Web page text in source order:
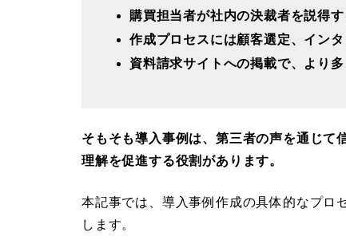
購買担当者が社内の決裁者を説得
作成プロセスには顧客選定、イン
資料請求サイトへの掲載で、より
そもそも導入事例は、第三者の声を通じて
理解を促進する役割があります。
本記事では、導入事例作成の具体的なプロ
します。